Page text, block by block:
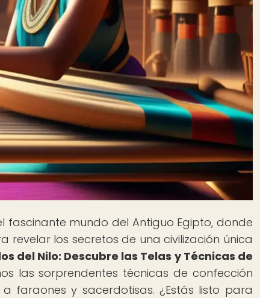
fascinante mundo del Antiguo Egipto, donde
los secretos de una civilización única
del Nilo: Descubre las Telas y Técnicas de
las sorprendentes técnicas de confección
faraones y sacerdotisas. ¿Estás listo para